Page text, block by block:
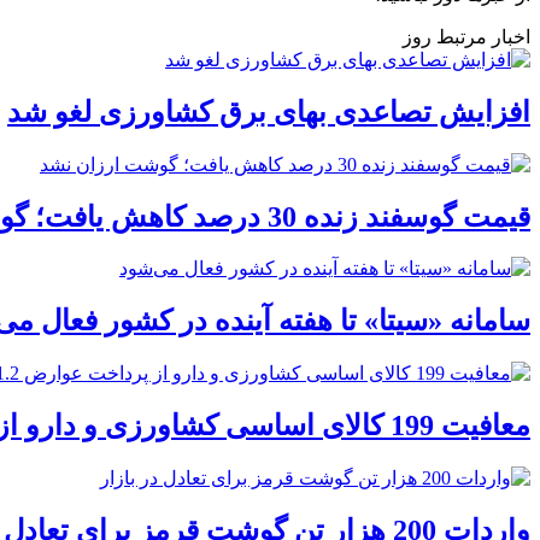
اخبار مرتبط روز
افزایش تصاعدی بهای برق کشاورزی لغو شد
قیمت گوسفند زنده 30 درصد کاهش یافت؛ گوشت ارزان نشد
سامانه «سیتا» تا هفته آینده در کشور فعال
معافیت 199 کالای اساسی کشاورزی و دارو از پرداخت عوارض 1.2 درصدی واردات
واردات 200 هزار تن گوشت قرمز برای تعادل در بازار